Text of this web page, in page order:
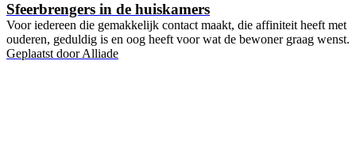
Sfeerbrengers in de huiskamers
Voor iedereen die gemakkelijk contact maakt, die affiniteit heeft met
ouderen, geduldig is en oog heeft voor wat de bewoner graag wenst.
Geplaatst door Alliade